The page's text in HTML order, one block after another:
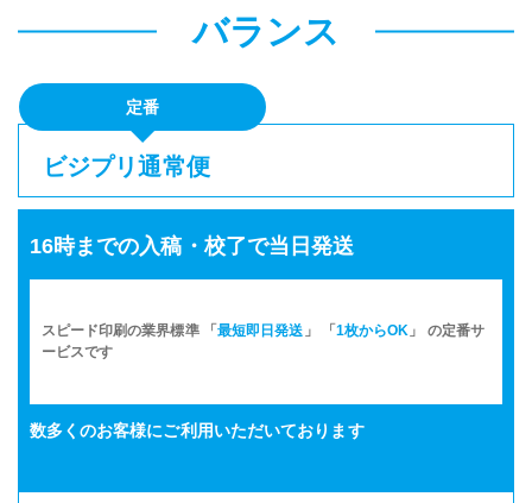
バランス
定番
ビジプリ通常便
16時までの入稿・校了で当日発送
スピード印刷の業界標準 「 最短即日発送 」 「 1枚からOK 」 の定番サ
ービスです
数多くのお客様にご利用いただいております